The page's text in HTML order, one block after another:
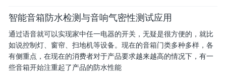
智能音箱防水检测与音响气密性测试应用
通过语音就可以实现家中任一电器的开关，无疑是很方便的，就比
如说控制灯、窗帘、扫地机等设备。现在的音箱门类多种多样，各
有侧重点，在现在的消费者对于产品要求越来越高的情况下，有一
些音箱开始注重起了产品的防水性能